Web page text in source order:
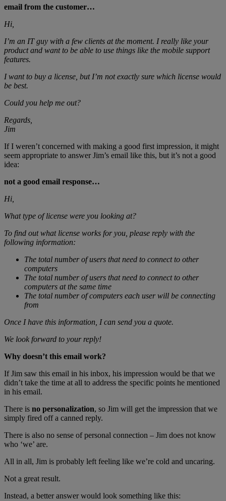
email from the customer…
Hi,
I’m an IT guy with a few clients at the moment. I really like your
product and want to be able to use things like the mobile support
features.
I want to buy a license, but I’m not exactly sure which license would
be best.
Could you help me out?
Regards,
Jim
If I weren’t concerned with making a good first impression, it might
seem appropriate to answer Jim’s email like this, but it’s not a good
idea:
not a good email response…
Hi,
What type of license were you looking at?
To find out what license works for you, please reply with the
following information:
The total number of users that need to connect to other
computers
The total number of users that need to connect to other
computers at the same time
The total number of computers each user will be connecting
from
Once I have this information, I can send you a quote.
We look forward to your reply!
Why doesn’t this email work?
If Jim saw this email in his inbox, his impression would be that we
didn’t take the time at all to address the specific points he mentioned
in his email.
There is no personalization, so Jim will get the impression that we
simply fired off a canned reply.
There is also no sense of personal connection – Jim does not know
who ‘we’ are.
All in all, Jim is probably left feeling like we’re cold and uncaring.
Not a great result.
Instead, a better answer would look something like this: